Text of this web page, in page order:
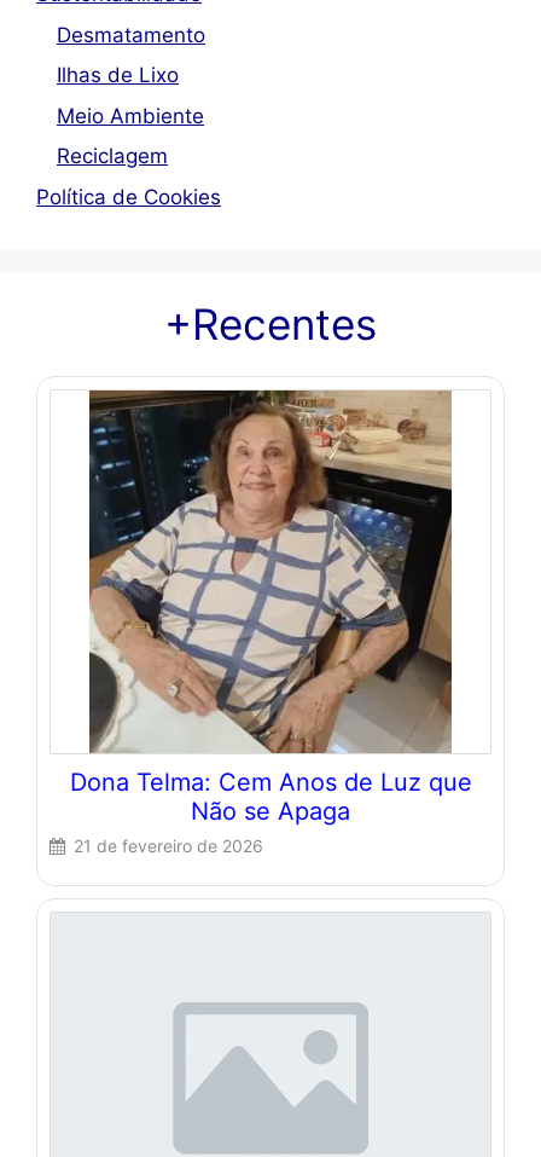
Desmatamento
Ilhas de Lixo
Meio Ambiente
Reciclagem
Política de Cookies
+Recentes
Dona Telma: Cem Anos de Luz que
Não se Apaga
21 de fevereiro de 2026